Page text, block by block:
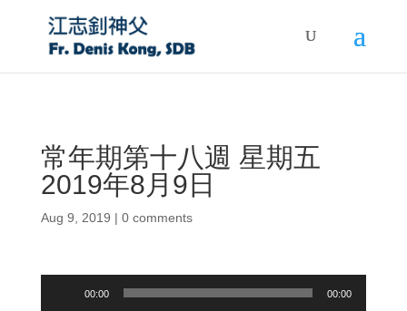
常年期第十八週 星期五
2019年8月9日
Aug 9, 2019 | 0 comments
00:00 00:00